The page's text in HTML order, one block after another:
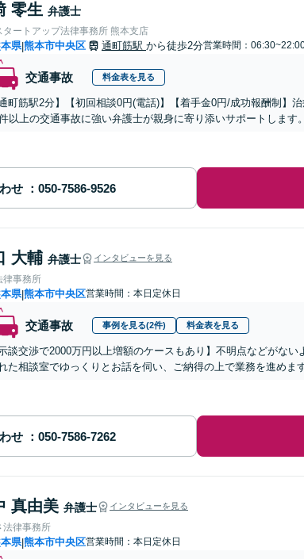
零生 弁護士
タートアップ法律事務所 熊本支店
県|熊本市中央区 通町筋駅 から徒歩2分営業時間：
交通事故 料金表を見る
通町筋駅2分】【初回相談0円(電話)】【着手金0円/成功報酬制】
以上の交通事故に強い弁護士が親身に寄り添いサポートします
せ
大輔 弁護士 インタビューを見る
律事務所
県|熊本市中央区営業時間：本日定休日
交通事故 事例を見る(2件) 料金表を見る
示談交渉で2000万円以上増額のケースもあり】不明点などがな
た相談室でゆっくりとお話を伺い、ご納得の上で業務を進めま
せ
真由美 弁護士 インタビューを見る
法律事務所
県|熊本市中央区営業時間：本日定休日